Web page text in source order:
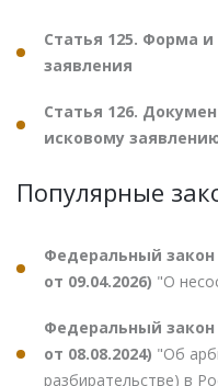
Статья 125. Форма
заявления
Статья 126.
исковому
Популярные
Федеральный закон
от 09.04.2026) "О
Федеральный закон
от 08.08.2024) "Об
разбирательстве) в